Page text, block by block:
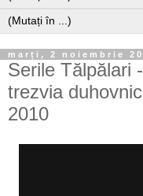
marți, 2 noiembrie
Serile Tălpălari
trezvia
2010